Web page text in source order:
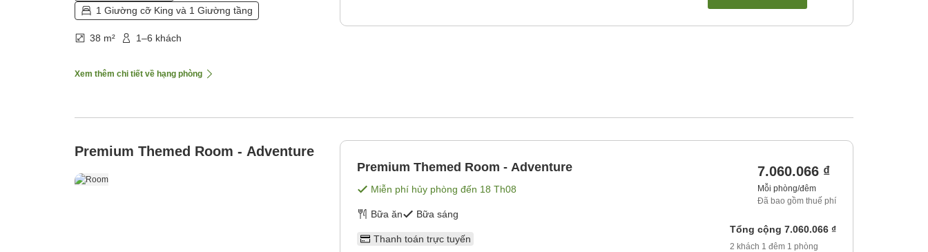
1 Giường cỡ King và 1 Giường tầng
38 m² 1–6 khách
Xem thêm chi tiết về hạng phòng
Premium Themed Room - Adventure
Premium Themed Room - Adventure
Miễn phí hủy phòng đến 18 Th08
Bữa ăn Bữa sáng
Thanh toán trực tuyến
7.060.066 ₫
Mỗi phòng/đêm
Đã bao gồm thuế phí
Tổng cộng 7.060.066 ₫
2 khách 1 đêm 1 phòng